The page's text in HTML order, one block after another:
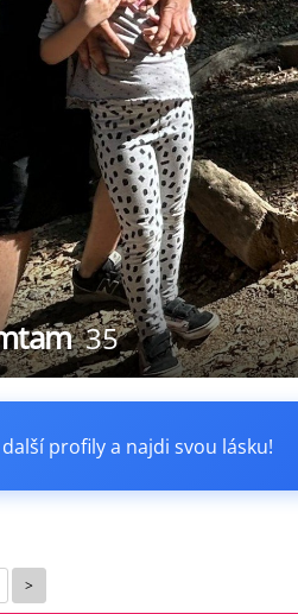
35
profily a najdi svou lásku!
>